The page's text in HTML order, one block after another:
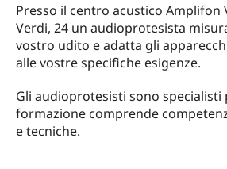
Presso il centro acustico Amplifon
Verdi, 24 un audioprotesista
vostro udito e adatta gli
alle vostre specifiche esigenze.
Gli audioprotesisti sono
formazione comprende
e tecniche.